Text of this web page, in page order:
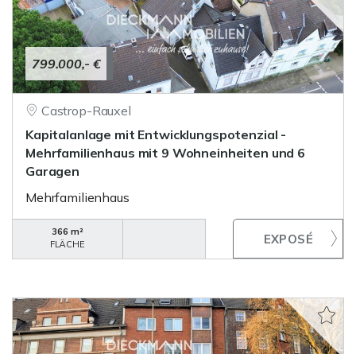
799.000,- €
Castrop-Rauxel
Kapitalanlage mit Entwicklungspotenzial -
Mehrfamilienhaus mit 9 Wohneinheiten und 6
Garagen
Mehrfamilienhaus
366 m²
FLÄCHE